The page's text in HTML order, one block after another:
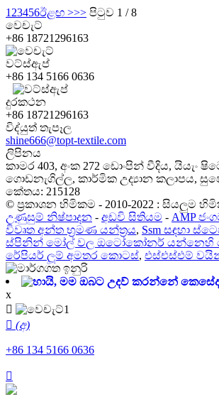
1 23456ඊළඟ >>> පිටුව 1 / 8
වෙචැට්
+86 18721296163
වට්ස්ඇප්
+86 134 5166 0636
දුරකථන
+86 18721296163
විද්යුත් තැපෑල
shine666@topt-textile.com
ලිපිනය
කාමර 403, අංක 272 ඩොංපින් වීදිය, යියැං
ගොඩනැගිල්ල, කාර්මික උද්‍යාන කලාපය,
කේතය: 215128
© ප්‍රකාශන හිමිකම - 2010-2022 : සියලුම
උණුසුම් නිෂ්පාදන - අඩවි සිතියම - AMP
විවෘත අන්ත භ්‍රමණ යන්ත්‍රය, Ssm සඳහා
ස්පිනින් මෝල් වල ඔටෝකෝනර් යන්නෙහි
රේපියර් ලූම් අමතර කොටස්, එස්එස්එම්
x

 (අ)
+86 134 5166 0636
